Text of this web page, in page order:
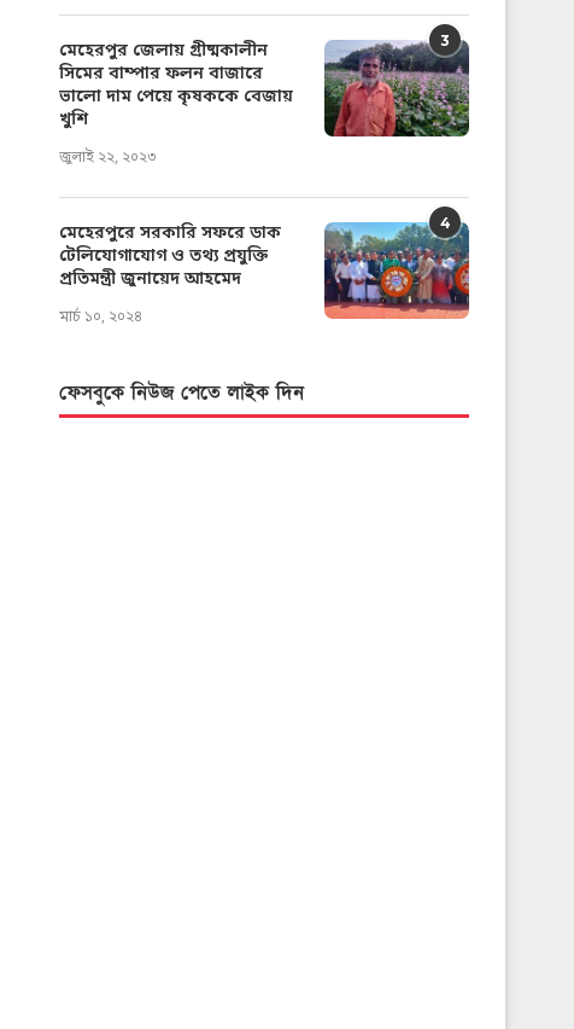
3
মেহেরপুর জেলায় গ্রীষ্মকালীন
সিমের বাম্পার ফলন বাজারে
ভালো দাম পেয়ে কৃষককে বেজায়
খুশি
জুলাই ২২, ২০২৩
4
মেহেরপুরে সরকারি সফরে ডাক
টেলিযোগাযোগ ও তথ্য প্রযুক্তি
প্রতিমন্ত্রী জুনায়েদ আহমেদ
মার্চ ১০, ২০২৪
ফেসবুকে নিউজ পেতে লাইক দিন